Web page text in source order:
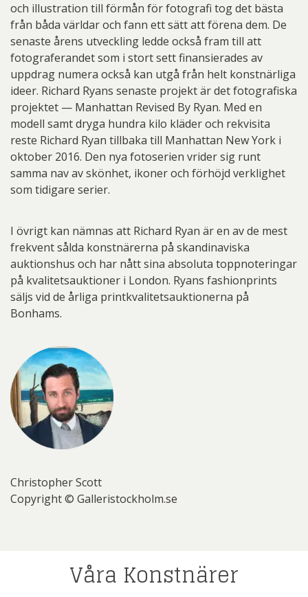
och illustration till förmån för fotografi tog det bästa
från båda världar och fann ett sätt att förena dem. De
senaste årens utveckling ledde också fram till att
fotograferandet som i stort sett finansierades av
uppdrag numera också kan utgå från helt konstnärliga
ideer. Richard Ryans senaste projekt är det fotografiska
projektet — Manhattan Revised By Ryan. Med en
modell samt dryga hundra kilo kläder och rekvisita
reste Richard Ryan tillbaka till Manhattan New York i
oktober 2016. Den nya fotoserien vrider sig runt
samma nav av skönhet, ikoner och förhöjd verklighet
som tidigare serier.
I övrigt kan nämnas att Richard Ryan är en av de mest
frekvent sålda konstnärerna på skandinaviska
auktionshus och har nått sina absoluta toppnoteringar
på kvalitetsauktioner i London. Ryans fashionprints
säljs vid de årliga printkvalitetsauktionerna på
Bonhams.
Christopher Scott
Copyright © Galleristockholm.se
Våra Konstnärer